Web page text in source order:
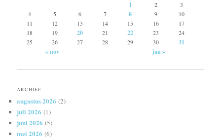
1
2
3
4
5 6 7 8 9
10
11
12 13 14 15 16
17
18
19 20 21 22 23
24
25
26 27 28 29 30
31
« nov
jan »
ARCHIEF
augustus 2026 (2)
juli 2026 (1)
juni 2026 (5)
mei 2026 (6)